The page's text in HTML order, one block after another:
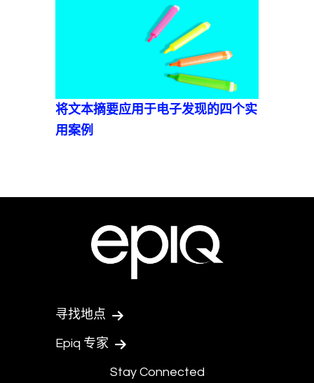
将文本摘要应用于电子发现的四个实
用案例
寻找地点
Epiq 专家
Stay Connected